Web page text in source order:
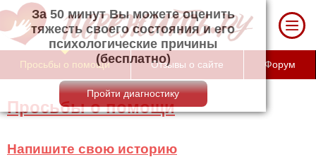
За 50 минут Вы можете оценить тяжесть
своего состояния и его психологические
причины (бесплатно)
Просьбы о помощи Отзывы о сайте Форум
Просьбы о помощи
Напишите свою историю